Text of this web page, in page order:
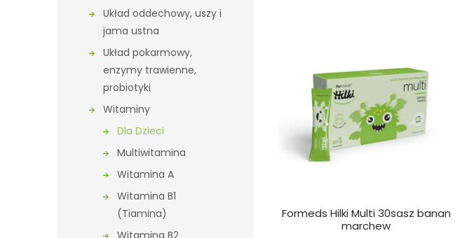
Układ oddechowy, uszy i
jama ustna
Układ pokarmowy,
enzymy trawienne,
probiotyki
Witaminy
Dla Dzieci
Multiwitamina
Witamina A
Witamina B1
(Tiamina)
Formeds Hilki Multi 30sasz banan
marchew